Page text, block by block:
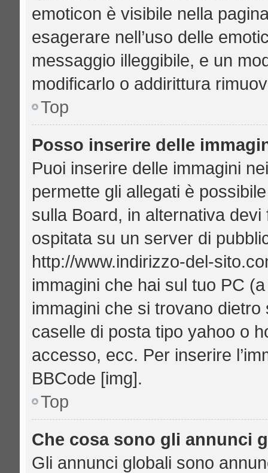
emoticon è visibile nella
esagerare nell’uso delle
messaggio illeggibile, e un
modificarlo o addirittura
Top
Posso inserire delle
Puoi inserire delle immagini
permette gli allegati è
sulla Board, in alternativa devi
ospitata su un server di
http://www.indirizzo-del-
immagini che hai sul tuo PC
immagini che si trovano
caselle di posta tipo yahoo o
accesso, ecc. Per inserire
BBCode [img].
Top
Che cosa sono gli annunci
Gli annunci globali sono